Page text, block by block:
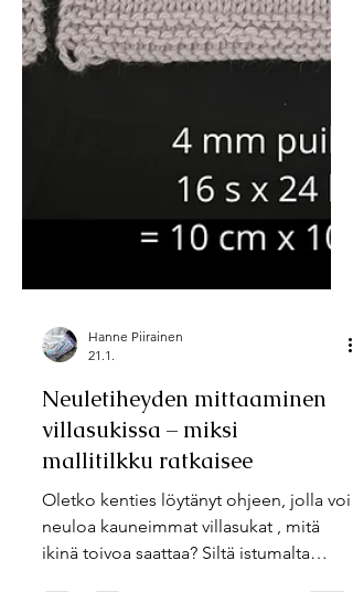
Hanne Piirainen
21.1.
Neuletiheyden mittaaminen
villasukissa – miksi
mallitilkku ratkaisee